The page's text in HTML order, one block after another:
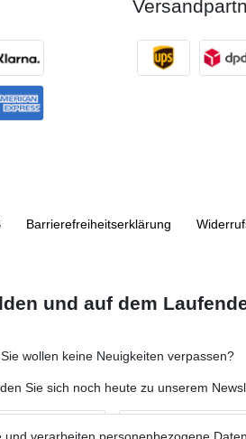
Barrierefreiheitserklärung
und auf dem
Sie wollen keine Neuigkeiten verpassen?
Sie sich noch heute zu unserem